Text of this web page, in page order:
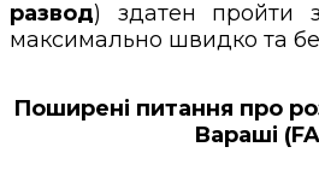
развод) здатен пройти
максимально швидко та
Поширені питання про
Вараші